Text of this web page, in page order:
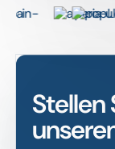
Stellen